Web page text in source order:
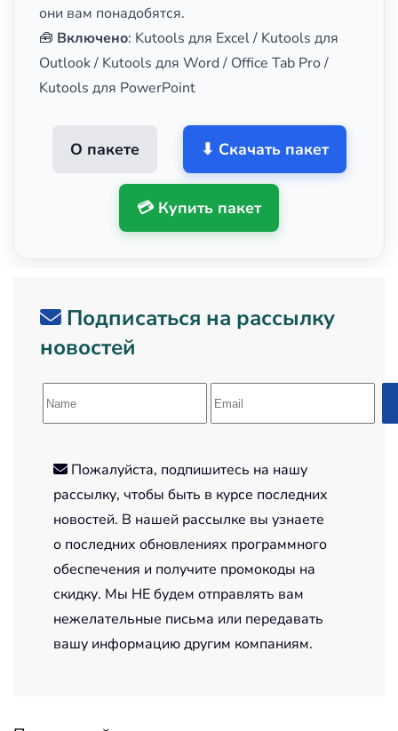
они вам понадобятся.
🧰 Включено: Kutools для Excel / Kutools для
Outlook / Kutools для Word / Office Tab Pro /
Kutools для PowerPoint
О пакете ⬇ Скачать пакет
💳 Купить пакет
Подписаться на рассылку
новостей
Пожалуйста, подпишитесь на нашу
рассылку, чтобы быть в курсе последних
новостей. В нашей рассылке вы узнаете
о последних обновлениях программного
обеспечения и получите промокоды на
скидку. Мы НЕ будем отправлять вам
нежелательные письма или передавать
вашу информацию другим компаниям.